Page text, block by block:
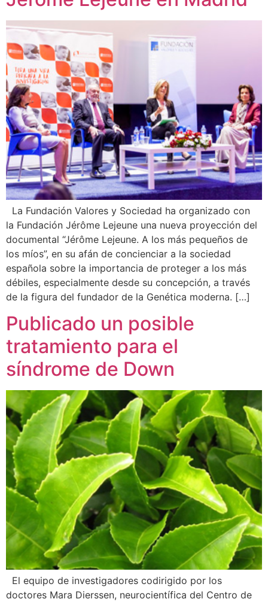
La Fundación Valores y Sociedad ha organizado con
la Fundación Jérôme Lejeune una nueva proyección del
documental “Jérôme Lejeune. A los más pequeños de
los míos”, en su afán de concienciar a la sociedad
española sobre la importancia de proteger a los más
débiles, especialmente desde su concepción, a través
de la figura del fundador de la Genética moderna. […]
Publicado un posible
tratamiento para el
síndrome de Down
El equipo de investigadores codirigido por los
doctores Mara Dierssen, neurocientífica del Centro de